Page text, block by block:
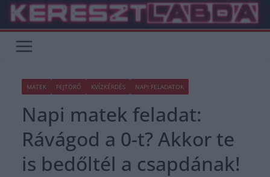
Skip
content
MATEK FEJTÖRŐ KVÍZKÉRDÉS NAPI FELADATOK
Napi matek feladat:
Rávágod a 0-t? Akkor te
is bedőltél a csapdának!